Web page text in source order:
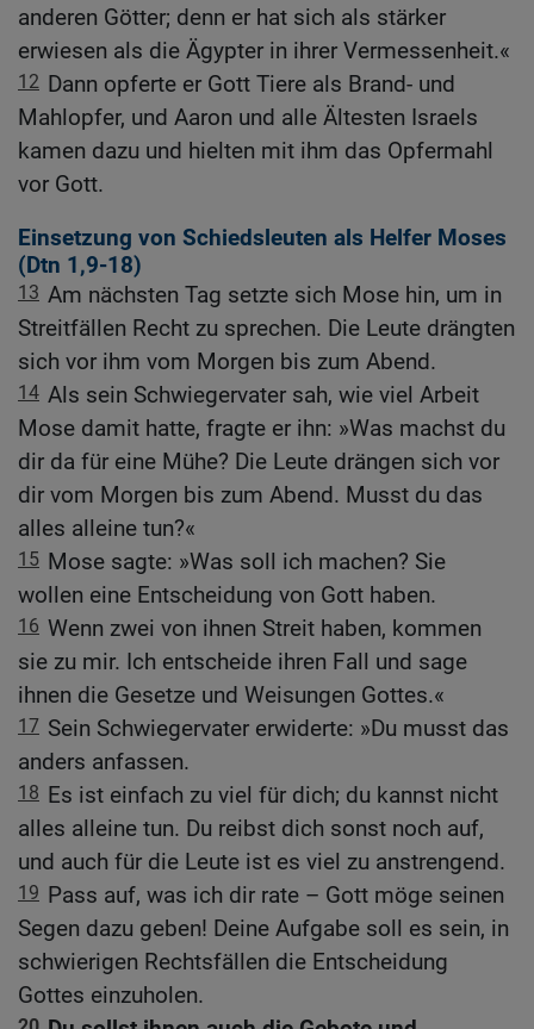
anderen Götter; denn er hat sich als stärker
erwiesen als die Ägypter in ihrer Vermessenheit.«
12 Dann opferte er Gott Tiere als Brand- und
Mahlopfer, und Aaron und alle Ältesten Israels
kamen dazu und hielten mit ihm das Opfermahl
vor Gott.
Einsetzung von Schiedsleuten als Helfer Moses
(Dtn 1,9-18)
13 Am nächsten Tag setzte sich Mose hin, um in
Streitfällen Recht zu sprechen. Die Leute drängten
sich vor ihm vom Morgen bis zum Abend.
14 Als sein Schwiegervater sah, wie viel Arbeit
Mose damit hatte, fragte er ihn: »Was machst du
dir da für eine Mühe? Die Leute drängen sich vor
dir vom Morgen bis zum Abend. Musst du das
alles alleine tun?«
15 Mose sagte: »Was soll ich machen? Sie
wollen eine Entscheidung von Gott haben.
16 Wenn zwei von ihnen Streit haben, kommen
sie zu mir. Ich entscheide ihren Fall und sage
ihnen die Gesetze und Weisungen Gottes.«
17 Sein Schwiegervater erwiderte: »Du musst das
anders anfassen.
18 Es ist einfach zu viel für dich; du kannst nicht
alles alleine tun. Du reibst dich sonst noch auf,
und auch für die Leute ist es viel zu anstrengend.
19 Pass auf, was ich dir rate – Gott möge seinen
Segen dazu geben! Deine Aufgabe soll es sein, in
schwierigen Rechtsfällen die Entscheidung
Gottes einzuholen.